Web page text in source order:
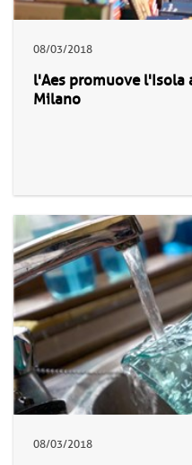
08/03/2018
l'Aes promuove
Milano
08/03/2018